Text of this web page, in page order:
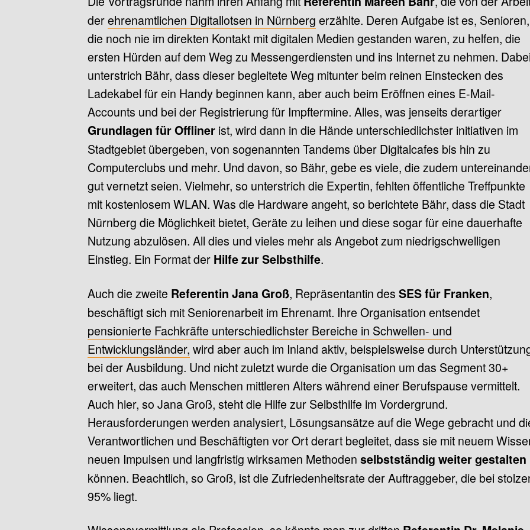
derehrenamtlichen Digitallotsen in Nürnberg erzählte. Deren Aufgabe ist es, Senioren,
die noch nie im direkten Kontakt mit digitalen Medien gestanden waren, zu helfen, die
ersten Hürden auf dem Weg zu Messengerdiensten und ins Internet zu nehmen.
unterstrich Bähr, dass dieser begleitete Weg mitunter beim reinen Einstecken des
Ladekabel für ein Handy beginnen kann, aber auch beim Eröffnen eines E-Mail-
Accounts und bei der Registrierung für Impftermine. Alles, was jenseits derartiger
Grundlagen für Offlinerist, wird dann in die Hände unterschiedlichster initiativen im
Stadtgebiet übergeben, von sogenannten Tandems über Digitalcafes bis hin zu
Computerclubs und mehr. Und davon, so Bähr, gebe es viele, die zudem
gut vernetzt seien. Vielmehr, so unterstrich die Expertin, fehlten öffentliche Treffpunkte
mit kostenlosem WLAN. Was die Hardware angeht, so berichtete Bähr, dass die Stadt
Nürnberg die Möglichkeit bietet, Geräte zu leihen und diese sogar für eine dauerhafte
Nutzung abzulösen. All dies und vieles mehr als Angebot zum niedrigschwelligen
Einstieg. Ein Format der Hilfe zur Selbsthilfe.
Auch die zweite Referentin Jana Groß, Repräsentantin des SES für Franken,
beschäftigt sich mit Seniorenarbeit im Ehrenamt. Ihre Organisation entsendet
pensionierte Fachkräfte unterschiedlichster Bereiche in Schwellen- und
Entwicklungsländer, wird aber auch im Inland aktiv, beispielsweise durch
bei der Ausbildung. Und nicht zuletzt wurde die Organisation um das Segment 30+
erweitert, das auch Menschen mittleren Alters während einer Berufspause vermittelt.
Auch hier, so Jana Groß, steht die Hilfe zur Selbsthilfe im Vordergrund.
Herausforderungen werden analysiert, Lösungsansätze auf die Wege gebracht und
Verantwortlichen und Beschäftigten vor Ort derart begleitet, dass sie mit neuem
neuen Impulsen und langfristig wirksamen Methoden selbstständig weiter gestalten
können. Beachtlich, so Groß, ist die Zufriedenheitsrate der Auftraggeber, die bei
95% liegt.